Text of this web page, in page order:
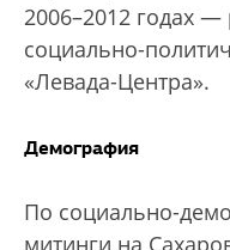
2006–2012 годах —
социально-
«Левада-Центра».
Демография
По социально-
митинги на